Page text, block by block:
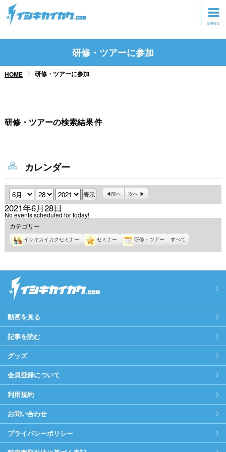
トップページ
研修・ツアーに参加
研修・ツアーに参加
HOME 研修・ツアーに参加
研修・ツアーの検索結果件
カレンダー
月 日 年 前へ 次へ
2021年6月28日
No events scheduled for today!
カテゴリー
イシキカイカクセミナー セミナー 研修・ツアー すべて
動画を見る
記事を読む
グッズ
会員登録について
利用規約
お問い合わせ
プライバシーポリシー